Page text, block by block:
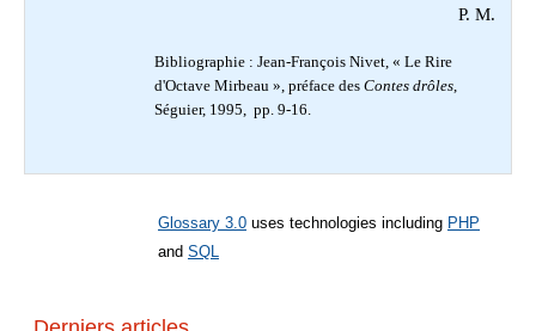
P. M.
Bibliographie : Jean-François Nivet, « Le Rire
d'Octave Mirbeau », préface des Contes drôles,
Séguier, 1995, pp. 9-16.
Glossary 3.0 uses technologies including PHP
and SQL